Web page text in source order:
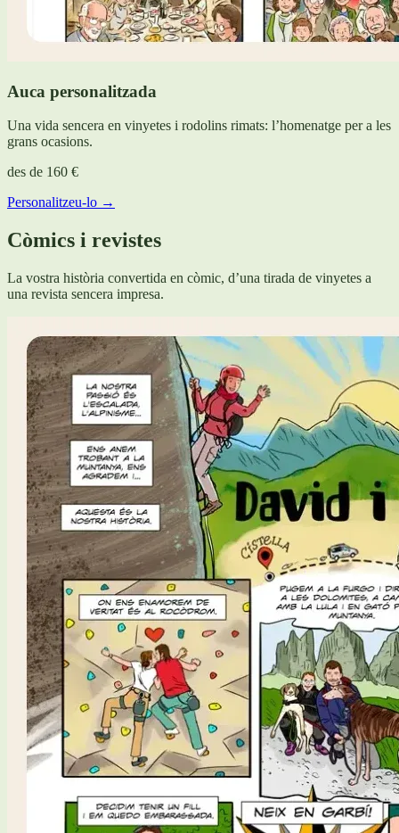
Auca personalitzada
Una vida sencera en vinyetes i rodolins rimats: l’homenatge per a les
grans ocasions.
des de 160 €
Personalitzeu-lo →
Còmics i revistes
La vostra història convertida en còmic, d’una tirada de vinyetes a
una revista sencera impresa.